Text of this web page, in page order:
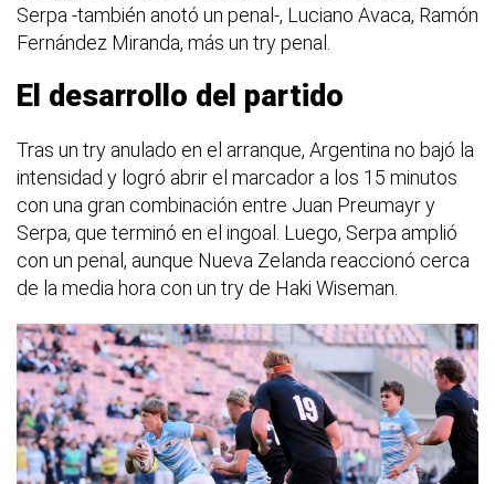
Serpa -también anotó un penal-, Luciano Avaca, Ramón
Fernández Miranda, más un try penal.
El desarrollo del partido
Tras un try anulado en el arranque, Argentina no bajó la
intensidad y logró abrir el marcador a los 15 minutos
con una gran combinación entre Juan Preumayr y
Serpa, que terminó en el ingoal. Luego, Serpa amplió
con un penal, aunque Nueva Zelanda reaccionó cerca
de la media hora con un try de Haki Wiseman.